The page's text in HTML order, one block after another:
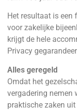
Het resultaat is
voor zakelijke
krijgt de hele
Privacy
Alles geregeld
Omdat het
vergadering nemen
praktische zaken